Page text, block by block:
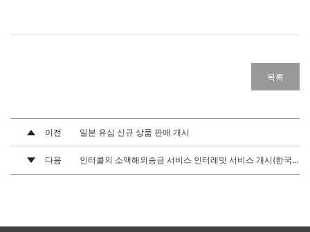
목록
이전 일본 유심 신규 상품 판매 개시
다음 인터콜의 소액해외송금 서비스 인터레밋 서비스 개시(한국, 일본간)